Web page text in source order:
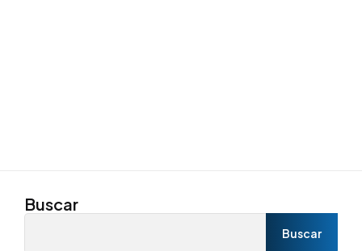
Buscar
Buscar